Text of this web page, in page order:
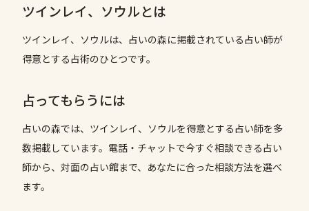
ツインレイ、ソウルとは
ツインレイ、ソウルは、占いの森に掲載されている占い師が
得意とする占術のひとつです。
占ってもらうには
占いの森では、 ツインレイ、ソウルを得意とする占い師を多
数掲載しています。電話・チャットで今すぐ相談できる占い
師から、対面の占い館まで、あなたに合った相談方法を選べ
ます。